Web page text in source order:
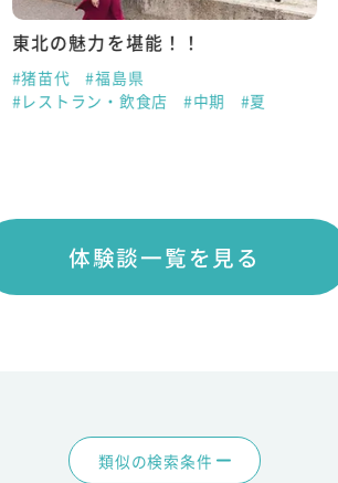
東北の魅力を堪能！！
#猪苗代
#福島県
#レストラン・飲食店
#中期 #夏
体験談一覧を見る
類似の検索条件